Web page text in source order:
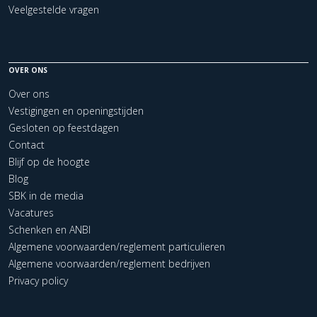
Veelgestelde vragen
OVER ONS
Over ons
Vestigingen en openingstijden
Gesloten op feestdagen
Contact
Blijf op de hoogte
Blog
SBK in de media
Vacatures
Schenken en ANBI
Algemene voorwaarden/reglement particulieren
Algemene voorwaarden/reglement bedrijven
Privacy policy